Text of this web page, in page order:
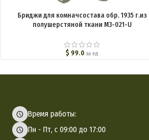
Бриджи для комначсостава обр. 1935 г.из
полушерстяной ткани M3-021-U
$ 99.0 за ед.
Время работы:
Пн - Пт, с 09:00 до 17:00